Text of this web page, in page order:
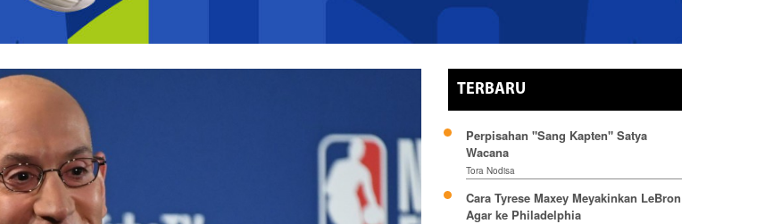
TERBARU
Perpisahan "Sang Kapten" Satya
Wacana
Tora Nodisa
Cara Tyrese Maxey Meyakinkan LeBron
Agar ke Philadelphia